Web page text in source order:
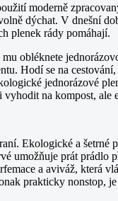
moderně
dýchat. V dnešní
plenek rády pomáhají.
obléknete
Hodí se na
jednorázové
na kompost,
Ekologické a šetrné
umožňuje prát prádlo
a aviváž, která
prakticky nonstop,